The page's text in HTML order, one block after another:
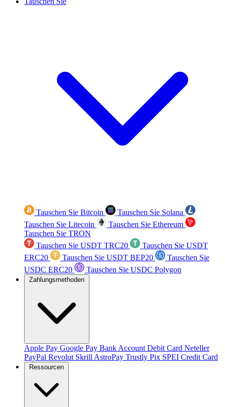
Tauschen Sie Bitcoin
Tauschen Sie Solana
Tauschen Sie Litecoin
Tauschen Sie Ethereum
Tauschen Sie TRON
Tauschen Sie USDT TRC20
Tauschen Sie USDT
ERC20
Tauschen Sie USDT BEP20
Tauschen Sie
USDC ERC20
Tauschen Sie USDC Polygon
Zahlungsmethoden
Apple Pay Google Pay Bank Account Debit Card Neteller
PayPal Revolut Skrill AstroPay Trustly Pix SPEI Credit Card
Ressourcen